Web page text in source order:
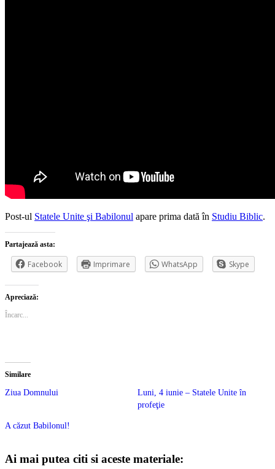
Post-ul Statele Unite şi Babilonul apare prima dată în Studiu Biblic.
Partajează asta:
Facebook Imprimare WhatsApp Skype
Apreciază:
Încarc...
Similare
Ziua Domnului
Luni, 4 iunie – Statele Unite în
profeţie
A căzut Babilonul!
Ai mai putea citi si aceste materiale: